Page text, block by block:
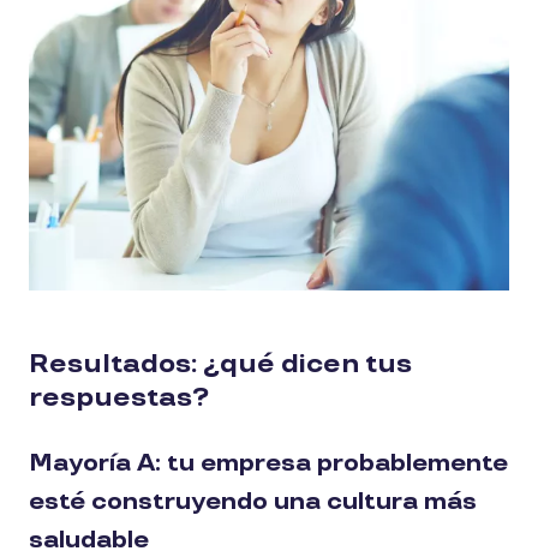
Resultados: ¿qué dicen tus
respuestas?
Mayoría A: tu empresa probablemente
esté construyendo una cultura más
saludable